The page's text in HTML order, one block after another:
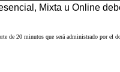
Mixta u Online
de 20 minutos que será administrado por el